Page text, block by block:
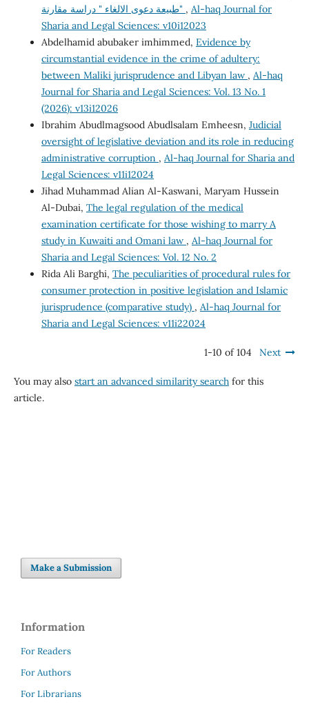
طبيعة دعوى الالغاء " دراسة مقارنة" , Al-haq Journal for
Sharia and Legal Sciences: v10i12023
Abdelhamid abubaker imhimmed, Evidence by
circumstantial evidence in the crime of adultery:
between Maliki jurisprudence and Libyan law , Al-haq
Journal for Sharia and Legal Sciences: Vol. 13 No. 1
(2026): v13i12026
Ibrahim Abudlmagsood Abudlsalam Emheesn, Judicial
oversight of legislative deviation and its role in reducing
administrative corruption , Al-haq Journal for Sharia and
Legal Sciences: v11i12024
Jihad Muhammad Alian Al-Kaswani, Maryam Hussein
Al-Dubai, The legal regulation of the medical
examination certificate for those wishing to marry A
study in Kuwaiti and Omani law , Al-haq Journal for
Sharia and Legal Sciences: Vol. 12 No. 2
Rida Ali Barghi, The peculiarities of procedural rules for
consumer protection in positive legislation and Islamic
jurisprudence (comparative study) , Al-haq Journal for
Sharia and Legal Sciences: v11i22024
1-10 of 104 Next
You may also start an advanced similarity searchfor this
article.
Make a Submission
Information
For Readers
For Authors
For Librarians